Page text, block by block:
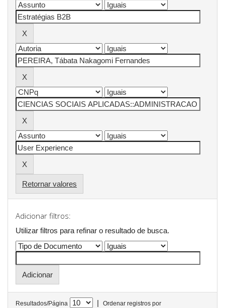
Retornar valores
Adicionar filtros:
Utilizar filtros para refinar o resultado de busca.
Resultados/Página |
Ordenar registros por